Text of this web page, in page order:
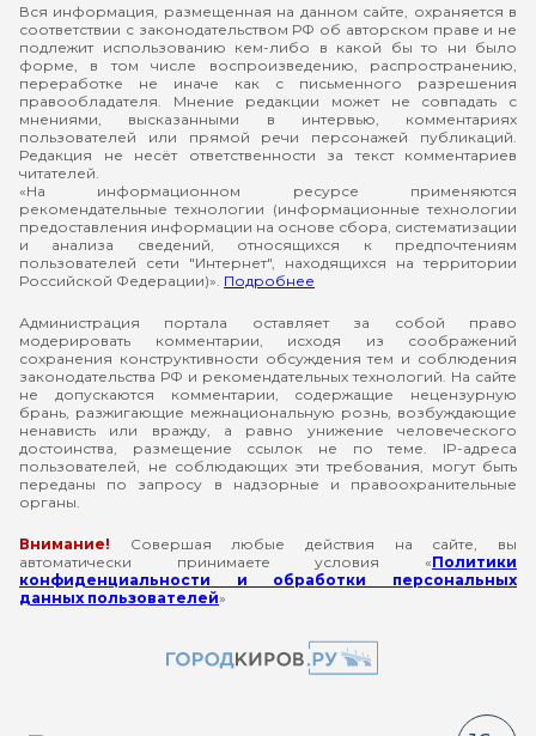
Вся информация, размещенная на данном сайте, охраняется в
соответствии с законодательством РФ об авторском праве и не
подлежит использованию кем-либо в какой бы то ни было
форме, в том числе воспроизведению, распространению,
переработке не иначе как с письменного разрешения
правообладателя. Мнение редакции может не совпадать с
мнениями, высказанными в интервью, комментариях
пользователей или прямой речи персонажей публикаций.
Редакция не несёт ответственности за текст комментариев
читателей.
«На информационном ресурсе применяются
рекомендательные технологии (информационные технологии
предоставления информации на основе сбора, систематизации
и анализа сведений, относящихся к предпочтениям
пользователей сети "Интернет", находящихся на территории
Российской Федерации)». Подробнее
Администрация портала оставляет за собой право
модерировать комментарии, исходя из соображений
сохранения конструктивности обсуждения тем и соблюдения
законодательства РФ и рекомендательных технологий. На сайте
не допускаются комментарии, содержащие нецензурную
брань, разжигающие межнациональную рознь, возбуждающие
ненависть или вражду, а равно унижение человеческого
достоинства, размещение ссылок не по теме. IP-адреса
пользователей, не соблюдающих эти требования, могут быть
переданы по запросу в надзорные и правоохранительные
органы.
Внимание! Совершая любые действия на сайте, вы
автоматически принимаете условия «Политики
конфиденциальности и обработки персональных
данных пользователей»